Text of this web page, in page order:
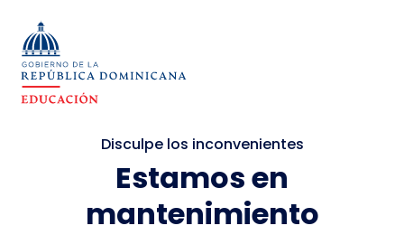
Disculpe los inconvenientes
Estamos en
mantenimiento